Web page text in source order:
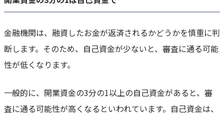
金融機関は、融資したお金が返済されるかどうかを慎重に判
断します。そのため、自己資金が少ないと、審査に通る可能
性が低くなります。
一般的に、開業資金の3分の1以上の自己資金があると、審
査に通る可能性が高くなるといわれています。自己資金は、